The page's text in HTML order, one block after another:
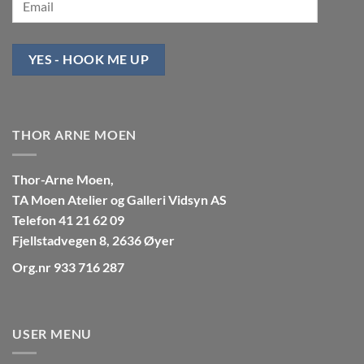
YES - HOOK ME UP
THOR ARNE MOEN
Thor-Arne Moen,
TA Moen Atelier og Galleri Vidsyn AS
Telefon 41 21 62 09
Fjellstadvegen 8, 2636 Øyer
Org.nr 933 716 287
USER MENU